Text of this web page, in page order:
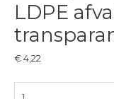
LDPE
€ 4,22